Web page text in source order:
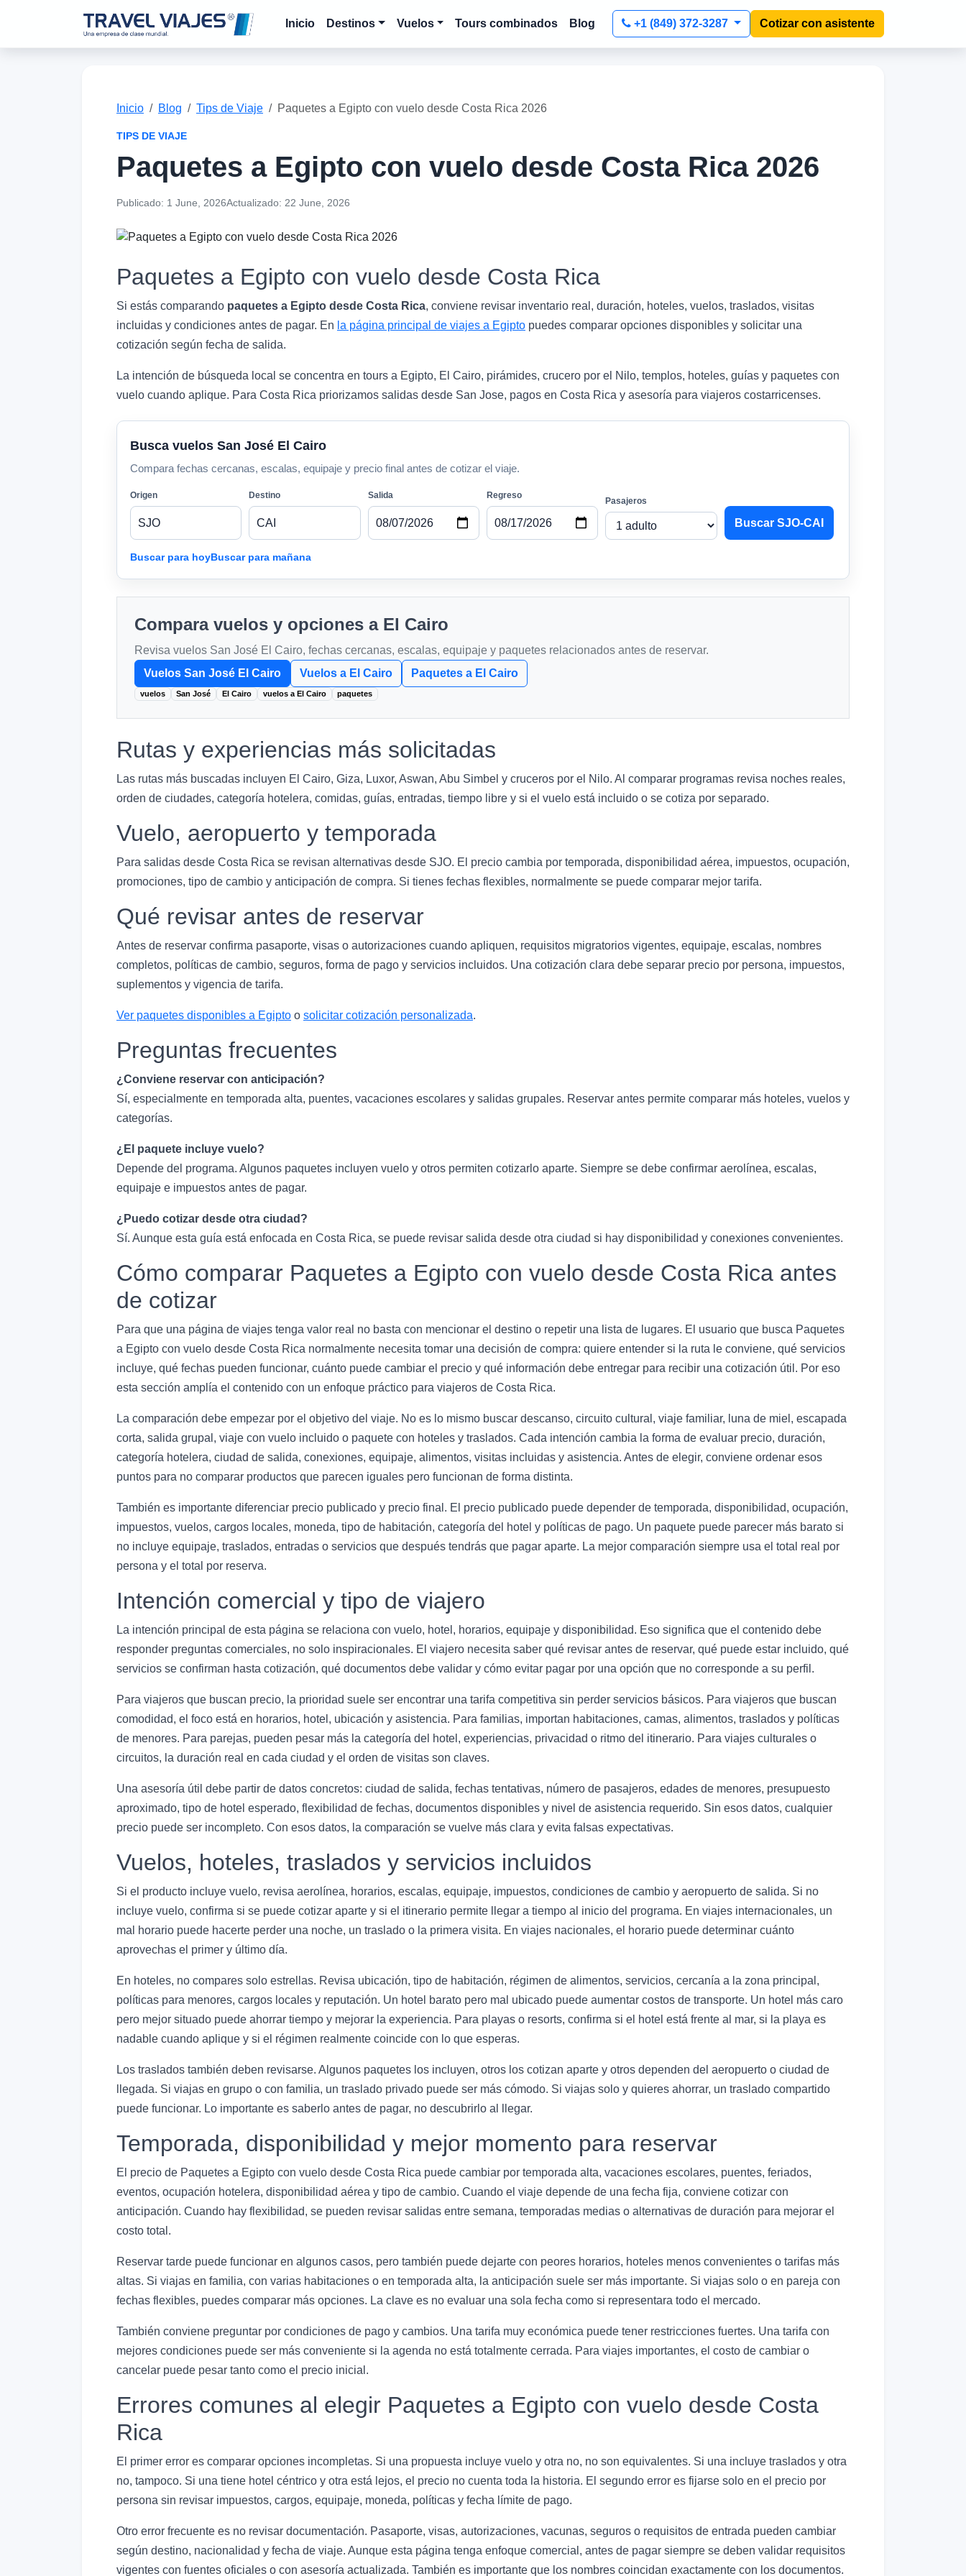
Inicio Destinos Vuelos Tours combinados Blog +1 (849) 372-3287 Cotizar con asistente
Inicio Blog Tips de Viaje Paquetes a Egipto con vuelo desde Costa Rica 2026
TIPS DE VIAJE
Paquetes a Egipto con vuelo desde Costa Rica 2026
Publicado: 1 June, 2026Actualizado: 22 June, 2026
Paquetes a Egipto con vuelo desde Costa Rica
Si estás comparando paquetes a Egipto desde Costa Rica, conviene revisar inventario real, duración, hoteles, vuelos, traslados, visitas
incluidas y condiciones antes de pagar. En la página principal de viajes a Egipto puedes comparar opciones disponibles y solicitar una
cotización según fecha de salida.
La intención de búsqueda local se concentra en tours a Egipto, El Cairo, pirámides, crucero por el Nilo, templos, hoteles, guías y paquetes con
vuelo cuando aplique. Para Costa Rica priorizamos salidas desde San Jose, pagos en Costa Rica y asesoría para viajeros costarricenses.
Busca vuelos San José El Cairo
Compara fechas cercanas, escalas, equipaje y precio final antes de cotizar el viaje.
Origen Destino Salida Regreso
Pasajeros
Buscar SJO-CAI
Buscar para hoyBuscar para mañana
Compara vuelos y opciones a El Cairo
Revisa vuelos San José El Cairo, fechas cercanas, escalas, equipaje y paquetes relacionados antes de reservar.
Vuelos San José El Cairo
Vuelos a El Cairo Paquetes a El Cairo
vuelos San José El Cairo vuelos a El Cairo paquetes
Rutas y experiencias más solicitadas
Las rutas más buscadas incluyen El Cairo, Giza, Luxor, Aswan, Abu Simbel y cruceros por el Nilo. Al comparar programas revisa noches reales,
orden de ciudades, categoría hotelera, comidas, guías, entradas, tiempo libre y si el vuelo está incluido o se cotiza por separado.
Vuelo, aeropuerto y temporada
Para salidas desde Costa Rica se revisan alternativas desde SJO. El precio cambia por temporada, disponibilidad aérea, impuestos, ocupación,
promociones, tipo de cambio y anticipación de compra. Si tienes fechas flexibles, normalmente se puede comparar mejor tarifa.
Qué revisar antes de reservar
Antes de reservar confirma pasaporte, visas o autorizaciones cuando apliquen, requisitos migratorios vigentes, equipaje, escalas, nombres
completos, políticas de cambio, seguros, forma de pago y servicios incluidos. Una cotización clara debe separar precio por persona, impuestos,
suplementos y vigencia de tarifa.
Ver paquetes disponibles a Egipto o solicitar cotización personalizada.
Preguntas frecuentes
¿Conviene reservar con anticipación?
Sí, especialmente en temporada alta, puentes, vacaciones escolares y salidas grupales. Reservar antes permite comparar más hoteles, vuelos y
categorías.
¿El paquete incluye vuelo?
Depende del programa. Algunos paquetes incluyen vuelo y otros permiten cotizarlo aparte. Siempre se debe confirmar aerolínea, escalas,
equipaje e impuestos antes de pagar.
¿Puedo cotizar desde otra ciudad?
Sí. Aunque esta guía está enfocada en Costa Rica, se puede revisar salida desde otra ciudad si hay disponibilidad y conexiones convenientes.
Cómo comparar Paquetes a Egipto con vuelo desde Costa Rica antes
de cotizar
Para que una página de viajes tenga valor real no basta con mencionar el destino o repetir una lista de lugares. El usuario que busca Paquetes
a Egipto con vuelo desde Costa Rica normalmente necesita tomar una decisión de compra: quiere entender si la ruta le conviene, qué servicios
incluye, qué fechas pueden funcionar, cuánto puede cambiar el precio y qué información debe entregar para recibir una cotización útil. Por eso
esta sección amplía el contenido con un enfoque práctico para viajeros de Costa Rica.
La comparación debe empezar por el objetivo del viaje. No es lo mismo buscar descanso, circuito cultural, viaje familiar, luna de miel, escapada
corta, salida grupal, viaje con vuelo incluido o paquete con hoteles y traslados. Cada intención cambia la forma de evaluar precio, duración,
categoría hotelera, ciudad de salida, conexiones, equipaje, alimentos, visitas incluidas y asistencia. Antes de elegir, conviene ordenar esos
puntos para no comparar productos que parecen iguales pero funcionan de forma distinta.
También es importante diferenciar precio publicado y precio final. El precio publicado puede depender de temporada, disponibilidad, ocupación,
impuestos, vuelos, cargos locales, moneda, tipo de habitación, categoría del hotel y políticas de pago. Un paquete puede parecer más barato si
no incluye equipaje, traslados, entradas o servicios que después tendrás que pagar aparte. La mejor comparación siempre usa el total real por
persona y el total por reserva.
Intención comercial y tipo de viajero
La intención principal de esta página se relaciona con vuelo, hotel, horarios, equipaje y disponibilidad. Eso significa que el contenido debe
responder preguntas comerciales, no solo inspiracionales. El viajero necesita saber qué revisar antes de reservar, qué puede estar incluido, qué
servicios se confirman hasta cotización, qué documentos debe validar y cómo evitar pagar por una opción que no corresponde a su perfil.
Para viajeros que buscan precio, la prioridad suele ser encontrar una tarifa competitiva sin perder servicios básicos. Para viajeros que buscan
comodidad, el foco está en horarios, hotel, ubicación y asistencia. Para familias, importan habitaciones, camas, alimentos, traslados y políticas
de menores. Para parejas, pueden pesar más la categoría del hotel, experiencias, privacidad o ritmo del itinerario. Para viajes culturales o
circuitos, la duración real en cada ciudad y el orden de visitas son claves.
Una asesoría útil debe partir de datos concretos: ciudad de salida, fechas tentativas, número de pasajeros, edades de menores, presupuesto
aproximado, tipo de hotel esperado, flexibilidad de fechas, documentos disponibles y nivel de asistencia requerido. Sin esos datos, cualquier
precio puede ser incompleto. Con esos datos, la comparación se vuelve más clara y evita falsas expectativas.
Vuelos, hoteles, traslados y servicios incluidos
Si el producto incluye vuelo, revisa aerolínea, horarios, escalas, equipaje, impuestos, condiciones de cambio y aeropuerto de salida. Si no
incluye vuelo, confirma si se puede cotizar aparte y si el itinerario permite llegar a tiempo al inicio del programa. En viajes internacionales, un
mal horario puede hacerte perder una noche, un traslado o la primera visita. En viajes nacionales, el horario puede determinar cuánto
aprovechas el primer y último día.
En hoteles, no compares solo estrellas. Revisa ubicación, tipo de habitación, régimen de alimentos, servicios, cercanía a la zona principal,
políticas para menores, cargos locales y reputación. Un hotel barato pero mal ubicado puede aumentar costos de transporte. Un hotel más caro
pero mejor situado puede ahorrar tiempo y mejorar la experiencia. Para playas o resorts, confirma si el hotel está frente al mar, si la playa es
nadable cuando aplique y si el régimen realmente coincide con lo que esperas.
Los traslados también deben revisarse. Algunos paquetes los incluyen, otros los cotizan aparte y otros dependen del aeropuerto o ciudad de
llegada. Si viajas en grupo o con familia, un traslado privado puede ser más cómodo. Si viajas solo y quieres ahorrar, un traslado compartido
puede funcionar. Lo importante es saberlo antes de pagar, no descubrirlo al llegar.
Temporada, disponibilidad y mejor momento para reservar
El precio de Paquetes a Egipto con vuelo desde Costa Rica puede cambiar por temporada alta, vacaciones escolares, puentes, feriados,
eventos, ocupación hotelera, disponibilidad aérea y tipo de cambio. Cuando el viaje depende de una fecha fija, conviene cotizar con
anticipación. Cuando hay flexibilidad, se pueden revisar salidas entre semana, temporadas medias o alternativas de duración para mejorar el
costo total.
Reservar tarde puede funcionar en algunos casos, pero también puede dejarte con peores horarios, hoteles menos convenientes o tarifas más
altas. Si viajas en familia, con varias habitaciones o en temporada alta, la anticipación suele ser más importante. Si viajas solo o en pareja con
fechas flexibles, puedes comparar más opciones. La clave es no evaluar una sola fecha como si representara todo el mercado.
También conviene preguntar por condiciones de pago y cambios. Una tarifa muy económica puede tener restricciones fuertes. Una tarifa con
mejores condiciones puede ser más conveniente si la agenda no está totalmente cerrada. Para viajes importantes, el costo de cambiar o
cancelar puede pesar tanto como el precio inicial.
Errores comunes al elegir Paquetes a Egipto con vuelo desde Costa
Rica
El primer error es comparar opciones incompletas. Si una propuesta incluye vuelo y otra no, no son equivalentes. Si una incluye traslados y otra
no, tampoco. Si una tiene hotel céntrico y otra está lejos, el precio no cuenta toda la historia. El segundo error es fijarse solo en el precio por
persona sin revisar impuestos, cargos, equipaje, moneda, políticas y fecha límite de pago.
Otro error frecuente es no revisar documentación. Pasaporte, visas, autorizaciones, vacunas, seguros o requisitos de entrada pueden cambiar
según destino, nacionalidad y fecha de viaje. Aunque esta página tenga enfoque comercial, antes de pagar siempre se deben validar requisitos
vigentes con fuentes oficiales o con asesoría actualizada. También es importante que los nombres coincidan exactamente con los documentos.